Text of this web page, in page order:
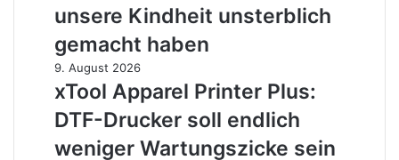
AMS
gefehlt
paar
Holzköpfe
unsere
Kindheit
unsterblich
gemacht
haben
unsere Kindheit unsterblich
gemacht haben
xTool
Apparel
Printer
Plus:
DTF-
9. August 2026
xTool Apparel Printer Plus:
DTF-Drucker soll endlich
weniger Wartungszicke sein